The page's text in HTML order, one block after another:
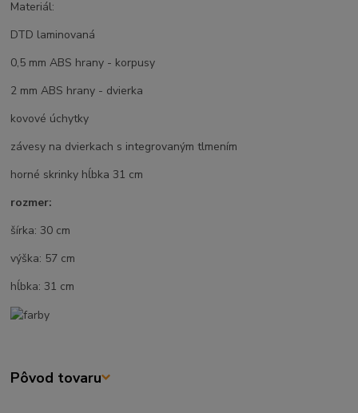
Materiál:
DTD laminovaná
0,5 mm ABS hrany - korpusy
2 mm ABS hrany - dvierka
kovové úchytky
závesy na dvierkach s integrovaným tlmením
horné skrinky hĺbka 31 cm
rozmer:
šírka: 30 cm
výška: 57 cm
hĺbka: 31 cm
Pôvod tovaru